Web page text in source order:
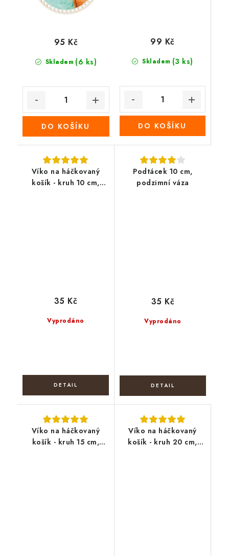
Skladem (6 ks)
95 Kč
DO KOŠÍKU
Skladem (3 ks)
99 Kč
DO KOŠÍKU
Víko na háčkovaný
košík - kruh 10 cm,
Vyprodáno
35 Kč
Podtácek 10 cm,
podzimní váza
Vyprodáno
35 Kč
Víko na háčkovaný
košík - kruh 15 cm,
Víko na háčkovaný
košík - kruh 20 cm,